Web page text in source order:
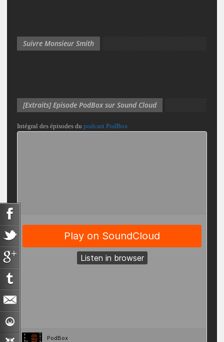
Suivre Monsieur Smith
[Extraits] Episode PodBox sur Sound Cloud
Intégral des épisodes du podcast PodBox